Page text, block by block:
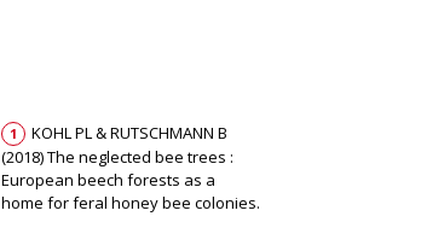
1
KOHL PL & RUTSCHMANN B
(2018) The neglected bee trees :
European beech forests as a
home for feral honey bee colonies.